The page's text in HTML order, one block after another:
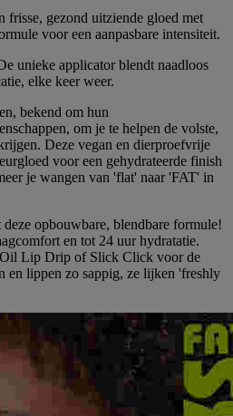
gezond uitziende gloed met
voor een aanpasbare intensiteit.
unieke applicator blendt naadloos
elke keer weer.
bekend om hun
om je te helpen de volste,
Deze vegan en dierproefvrije
voor een gehydrateerde finish
je wangen van 'flat' naar 'FAT' in
opbouwbare, blendbare formule!
en tot 24 uur hydratatie.
Oil Lip Drip of Slick Click voor de
en lippen zo sappig, ze lijken 'freshly